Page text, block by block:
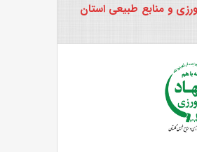
و منابع طبیعی استان